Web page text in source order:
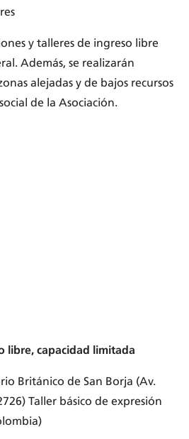
y talleres de ingreso libre
Además, se realizarán
alejadas y de bajos recursos
de la Asociación.
libre, capacidad limitada
Británico de San Borja (Av.
Taller básico de expresión